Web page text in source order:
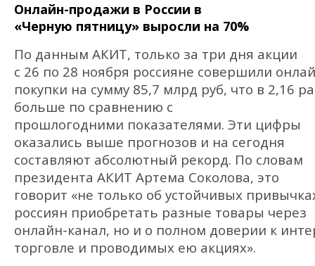
Онлайн-продажи в России в
«Черную пятницу» выросли на 70%
По данным АКИТ, только за три дня акции
с 26 по 28 ноября россияне совершили
покупки на сумму 85,7 млрд руб, что в 2,16
больше по сравнению с
прошлогодними показателями. Эти цифры
оказались выше прогнозов и на сегодня
составляют абсолютный рекорд. По словам
президента АКИТ Артема Соколова, это
говорит «не только об устойчивых
россиян приобретать разные товары через
онлайн-канал, но и о полном доверии к
торговле и проводимых ею акциях».